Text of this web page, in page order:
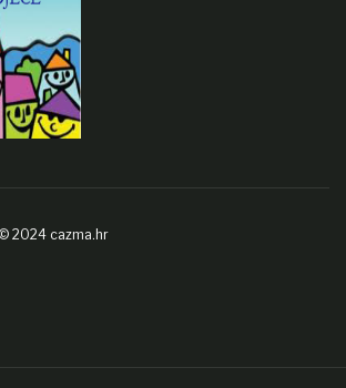
2024 cazma.hr